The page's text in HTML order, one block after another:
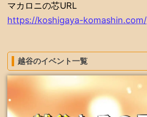
マカロニの芯URL
https://koshigaya-komashin.com/
越谷のイベント一覧